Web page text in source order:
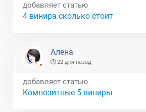
добавляет статью
4 винира сколько стоит
Алена
22 дня назад
добавляет статью
Композитные 5 виниры